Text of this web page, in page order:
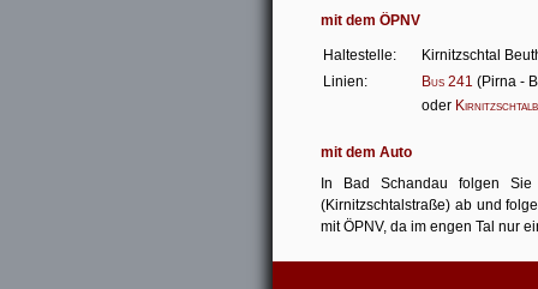
mit dem ÖPNV
Haltestelle:
Kirnitzschtal
Linien:
Bus 241 (Pirna -
oder
mit dem Auto
In Bad Schandau folgen
(Kirnitzschtalstraße) ab und
mit ÖPNV, da im engen Tal nur